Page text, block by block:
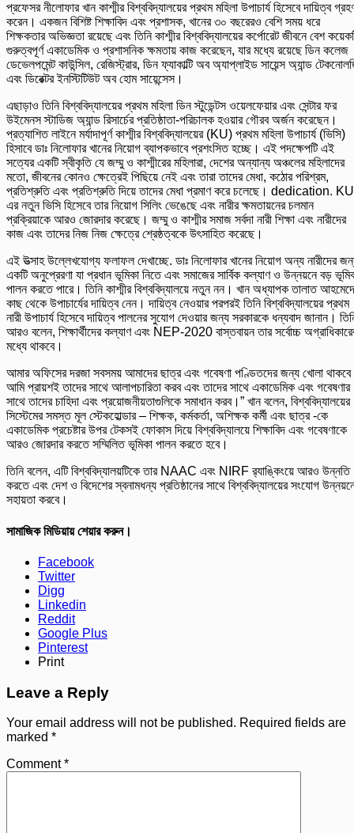
প্রফেসর নীলোফার খান কাশ্মীর বিশ্ববিদ্যালয়ের প্রথম মহিলা উপাচার্য হিসেবে দায়িত্ব
করেন। একজন বিশিষ্ট শিক্ষাবিদ এবং প্রশাসক, খানের ৩০ বছরেরও বেশি সময় ধরে
শিক্ষকতার অভিজ্ঞতা রয়েছে এবং তিনি কাশ্মীর বিশ্ববিদ্যালয়ের কর্পোরেট জীবনে বেশ
গুরুত্বপূর্ণ একাডেমিক ও প্রশাসনিক ক্ষমতায় কাজ করেছেন, যার মধ্যে রয়েছে ডিন কলেজ
ডেভেলপমেন্ট কাউন্সিল, রেজিস্ট্রার, ডিন ফ্যাকাল্টি অব অ্যাপ্লাইড সায়েন্স অ্যান্ড
এবং ডিরেক্টর ইনস্টিটিউট অব হোম সায়েন্সেস।
এছাড়াও তিনি বিশ্ববিদ্যালয়ের প্রথম মহিলা ডিন স্টুডেন্টস ওয়েলফেয়ার এবং সেন্টার ফর
উইমেনস স্টাডিজ অ্যান্ড রিসার্চের প্রতিষ্ঠাতা-পরিচালক হওয়ার গৌরব অর্জন করেছেন।
প্রত্যাশিত লাইনে মর্যাদাপূর্ণ কাশ্মীর বিশ্ববিদ্যালয়ের (KU) প্রথম মহিলা উপাচার্য (ভিসি)
হিসাবে ডাঃ নিলোফার খানের নিয়োগ ব্যাপকভাবে প্রশংসিত হচ্ছে। এই পদক্ষেপটি এই
সত্যের একটি স্বীকৃতি যে জম্মু ও কাশ্মীরের মহিলারা, দেশের অন্যান্য অঞ্চলের মহিলাদের
মতো, জীবনের কোনও ক্ষেত্রেই পিছিয়ে নেই এবং তারা তাদের মেধা, কঠোর পরিশ্রম,
প্রতিশ্রুতি এবং প্রতিশ্রুতি দিয়ে তাদের মেধা প্রমাণ করে চলেছে। dedication.
এর নতুন ভিসি হিসেবে তার নিয়োগ সিলিং ভেঙেছে এবং নারীর ক্ষমতায়নের চলমান
প্রক্রিয়াকে আরও জোরদার করেছে। জম্মু ও কাশ্মীর সমাজ সর্বদা নারী শিক্ষা এবং নারীদের
কাজ এবং তাদের নিজ নিজ ক্ষেত্রে শ্রেষ্ঠত্বকে উৎসাহিত করেছে।
এই উত্সাহ উল্লেখযোগ্য ফলাফল দেখাচ্ছে. ডাঃ নিলোফার খানের নিয়োগ অন্য নারীদের
একটি অনুপ্রেরণা যা প্রধান ভূমিকা নিতে এবং সমাজের সার্বিক কল্যাণ ও উন্নয়নে বড়
পালন করতে পারে। তিনি কাশ্মীর বিশ্ববিদ্যালয়ে নতুন নন। খান অধ্যাপক তালাত
কাছ থেকে উপাচার্যের দায়িত্ব নেন। দায়িত্ব নেওয়ার পরপরই তিনি বিশ্ববিদ্যালয়ের প্রথম
নারী উপাচার্য হিসেবে দায়িত্ব পালনের সুযোগ দেওয়ার জন্য সরকারকে ধন্যবাদ জানান।
আরও বলেন, শিক্ষার্থীদের কল্যাণ এবং NEP-2020 বাস্তবায়ন তার সর্বোচ্চ
মধ্যে থাকবে।
আমার অফিসের দরজা সবসময় আমাদের ছাত্র এবং গবেষণা পণ্ডিতদের জন্য খোলা
আমি প্রায়শই তাদের সাথে আলাপচারিতা করব এবং তাদের সাথে একাডেমিক এবং গবেষণার
সাথে তাদের চাহিদা এবং প্রয়োজনীয়তাগুলিকে সমাধান করব।” খান বলেন, বিশ্ববিদ্যালয়ের
সিস্টেমের সমস্ত মূল স্টেকহোল্ডার – শিক্ষক, কর্মকর্তা, অশিক্ষক কর্মী এবং ছাত্র -কে
একাডেমিক প্রচেষ্টার উপর টেকসই ফোকাস দিয়ে বিশ্ববিদ্যালয়ে শিক্ষাবিদ এবং গবেষণাকে
আরও জোরদার করতে সম্মিলিত ভূমিকা পালন করতে হবে।
তিনি বলেন, এটি বিশ্ববিদ্যালয়টিকে তার NAAC এবং NIRF র‌্যাঙ্কিংয়ে আরও উন্নতি
করতে এবং দেশ ও বিদেশের স্বনামধন্য প্রতিষ্ঠানের সাথে বিশ্ববিদ্যালয়ের সংযোগ
সহায়তা করবে।
সামাজিক মিডিয়ায় শেয়ার করুন।
Facebook
Twitter
Digg
Linkedin
Reddit
Google Plus
Pinterest
Print
Leave a Reply
Your email address will not be published. Required fields are
marked *
Comment*